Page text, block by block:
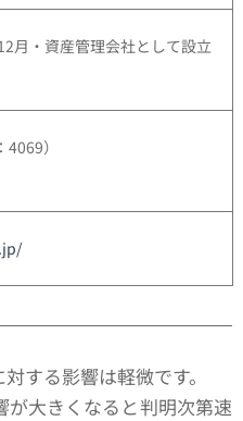
月・資産管理会社として設立
）
する影響は軽微です。
大きくなると判明次第速